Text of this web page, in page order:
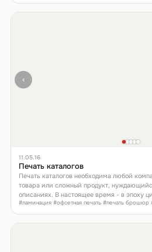
‹
11.05.16
Печать каталогов
Печать каталогов необходима любой
товара или сложный продукт,
описаниях. В настоящее время - в эпоху
бумажный носить становится особенно
не о низкокачественной полиграфии.
держать в руках продукцию со сложной
#ламинация #офсетная печать #печать брошюр